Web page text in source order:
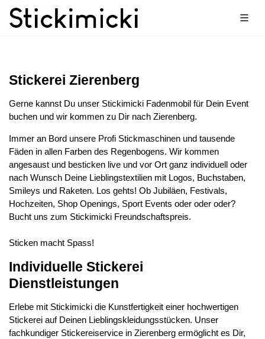
Stickerei Zierenberg
Gerne kannst Du unser Stickimicki Fadenmobil für Dein Event
buchen und wir kommen zu Dir nach Zierenberg.
Immer an Bord unsere Profi Stickmaschinen und tausende
Fäden in allen Farben des Regenbogens. Wir kommen
angesaust und besticken live und vor Ort ganz individuell oder
nach Wunsch Deine Lieblingstextilien mit Logos, Buchstaben,
Smileys und Raketen. Los gehts! Ob Jubiläen, Festivals,
Hochzeiten, Shop Openings, Sport Events oder oder oder?
Bucht uns zum Stickimicki Freundschaftspreis.
Sticken macht Spass!
Individuelle Stickerei
Dienstleistungen
Erlebe mit Stickimicki die Kunstfertigkeit einer hochwertigen
Stickerei auf Deinen Lieblingskleidungsstücken. Unser
fachkundiger Stickereiservice in Zierenberg ermöglicht es Dir,